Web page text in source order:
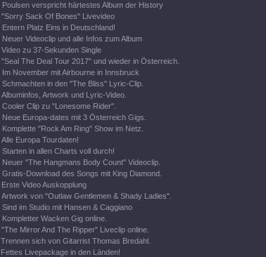
Poulsen verspricht härtestes Album der History
"Sorry Sack Of Bones" Livevideo
Entern Platz Eins in Deutschland!
Neuer Videoclip und alle Infos zum Album
Video zu 37-Sekunden Single
"Seal The Deal Tour 2017" und wieder in Österreich.
Im November mit Airbourne in Innsbruck
Schmachten in den "The Bliss" Lyric-Clip.
Albuminfos, Artwork und Lyric-Video.
Cooler Clip zu "Lonesome Rider".
Neue Europa-dates mit 3 Österreich Gigs.
Komplette "Rock Am Ring" Show im Netz.
Alle Europa Tourdaten!
Starten in allen Charts voll durch!
Neuer "The Hangmans Body Count" Videoclip.
Gratis-Download des Songs mit King Diamond.
Erste Video Auskopplung
Artwork von "Outlaw Gentlemen & Shady Ladies".
Sind im Studio mit Hansen & Caggiano
Kompletter Wacken Gig online.
"The Mirror And The Ripper" Liveclip online.
Trennen sich von Gitarrist Thomas Bredahl.
Fettes Livepackage in den Länden!